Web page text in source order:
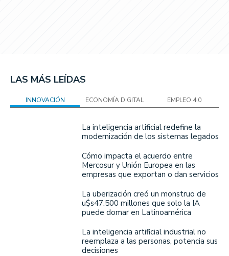
LAS MÁS LEÍDAS
INNOVACIÓN ECONOMÍA DIGITAL EMPLEO 4.0
La inteligencia artificial redefine la
modernización de los sistemas legados
Cómo impacta el acuerdo entre
Mercosur y Unión Europea en las
empresas que exportan o dan servicios
La uberización creó un monstruo de
u$s47.500 millones que solo la IA
puede domar en Latinoamérica
La inteligencia artificial industrial no
reemplaza a las personas, potencia sus
decisiones